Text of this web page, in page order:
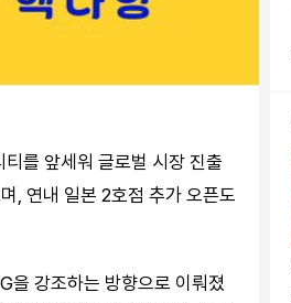
를 앞세워 글로벌 시장 진출
, 연내 일본 2호점 추가 오픈도
을 강조하는 방향으로 이뤄졌